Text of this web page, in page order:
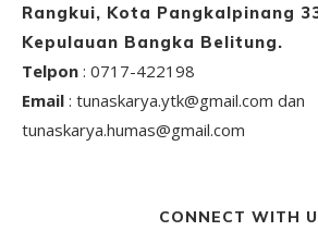
Rangkui, Kota Pangkalpinang
Kepulauan Bangka Belitung.
Telpon : 0717-422198
Email : tunaskarya.ytk@gmail.com dan
tunaskarya.humas@gmail.com
CONNECT WITH